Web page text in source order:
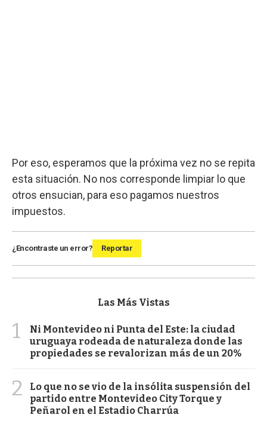
Por eso, esperamos que la próxima vez no se repita
esta situación. No nos corresponde limpiar lo que
otros ensucian, para eso pagamos nuestros
impuestos.
¿Encontraste un error? Reportar
Las Más Vistas
1
Ni Montevideo ni Punta del Este: la ciudad
uruguaya rodeada de naturaleza donde las
propiedades se revalorizan más de un 20%
2
Lo que no se vio de la insólita suspensión del
partido entre Montevideo City Torque y
Peñarol en el Estadio Charrúa